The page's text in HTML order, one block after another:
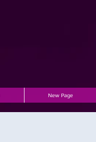
New Page